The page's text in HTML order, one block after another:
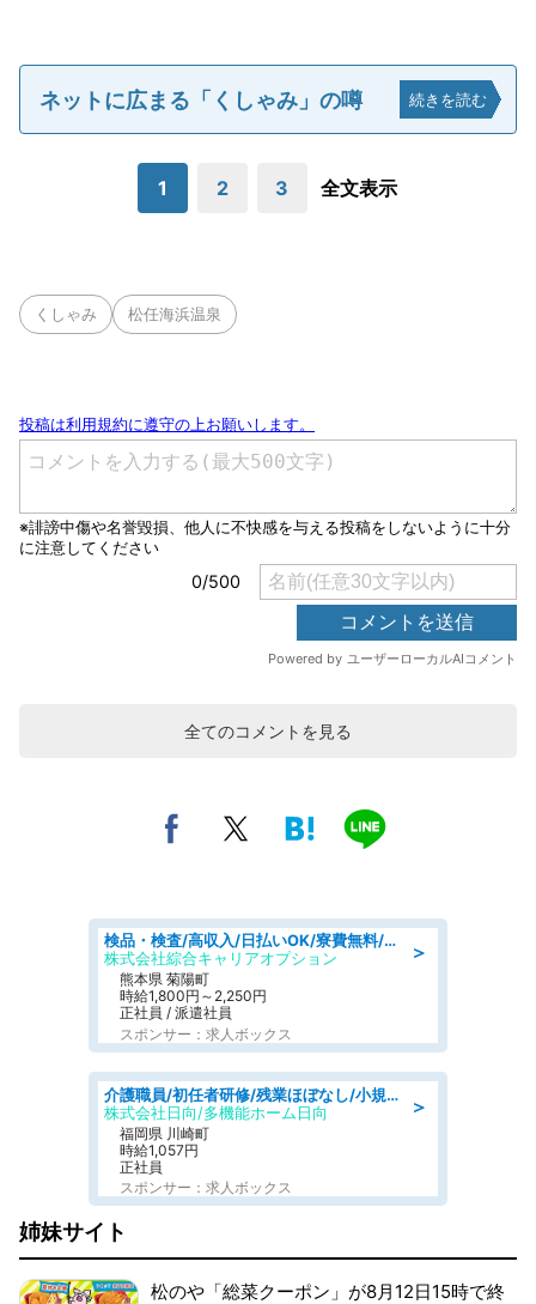
ネットに広まる「くしゃみ」の噂 続きを読む
1 2 3 全文表示
くしゃみ 松任海浜温泉
全てのコメントを見る
＞
検品・検査/高収入/日払いOK/寮費無料/日勤/20・30・40代活躍中
株式会社綜合キャリアオプション
熊本県 菊陽町
時給1,800円～2,250円
正社員 / 派遣社員
スポンサー：求人ボックス
＞
介護職員/初任者研修/残業ほぼなし/小規模多機能型居宅介護の介護士/日勤のみ
株式会社日向/多機能ホーム日向
福岡県 川崎町
時給1,057円
正社員
スポンサー：求人ボックス
姉妹サイト
松のや「総菜クーポン」が8月12日15時で終